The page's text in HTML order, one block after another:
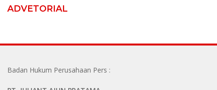
ADVETORIAL
Badan Hukum Perusahaan Pers :